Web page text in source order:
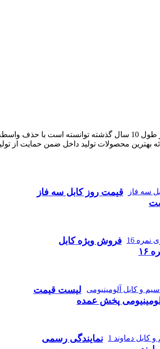
آراد کابل که با نام بازار سیم و کابل ایران فعالیت خود را آغاز
بهترین محصولات تولید داخل ضمن حمایت از
قیمت روز کابل سه فاز
فروش ویژه کابل
۱۶
لیست قیمت
پخش عمده
نمایندگی رسمی